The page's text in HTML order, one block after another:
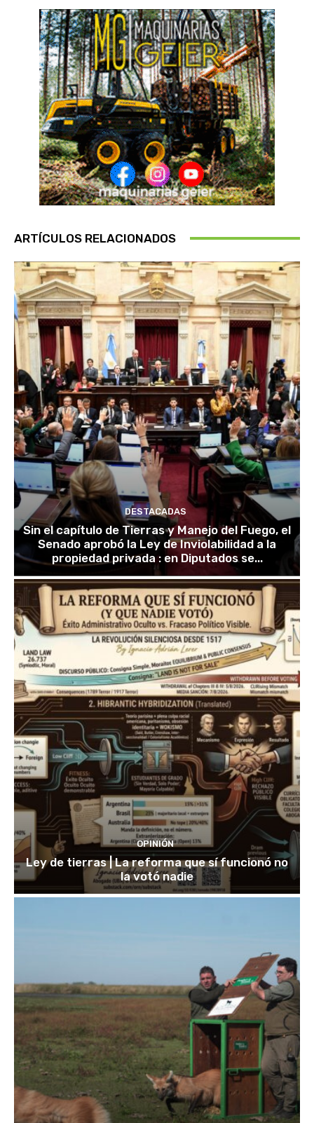
ARTÍCULOS RELACIONADOS
DESTACADAS
Sin el capítulo de Tierras y Manejo del Fuego, el
Senado aprobó la Ley de Inviolabilidad a la
propiedad privada : en Diputados se...
OPINIÓN
Ley de tierras | La reforma que sí funcionó no
la votó nadie